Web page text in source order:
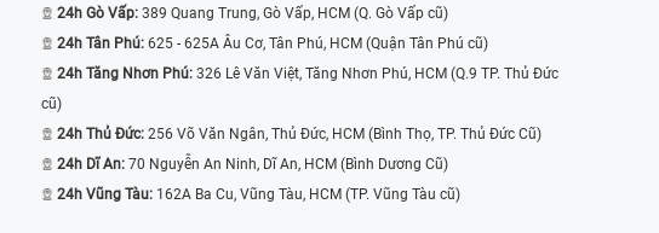
24h Gò Vấp: 389 Quang Trung, Gò Vấp, HCM (Q. Gò Vấp cũ)
24h Tân Phú: 625 - 625A Âu Cơ, Tân Phú, HCM (Quận Tân Phú cũ)
24h Tăng Nhơn Phú: 326 Lê Văn Việt, Tăng Nhơn Phú, HCM (Q.9 TP. Thủ Đức
cũ)
24h Thủ Đức: 256 Võ Văn Ngân, Thủ Đức, HCM (Bình Thọ, TP. Thủ Đức Cũ)
24h Dĩ An: 70 Nguyễn An Ninh, Dĩ An, HCM (Bình Dương Cũ)
24h Vũng Tàu: 162A Ba Cu, Vũng Tàu, HCM (TP. Vũng Tàu cũ)